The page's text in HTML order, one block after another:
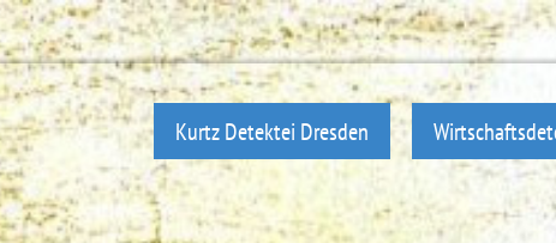
Kurtz Detektei Dresden